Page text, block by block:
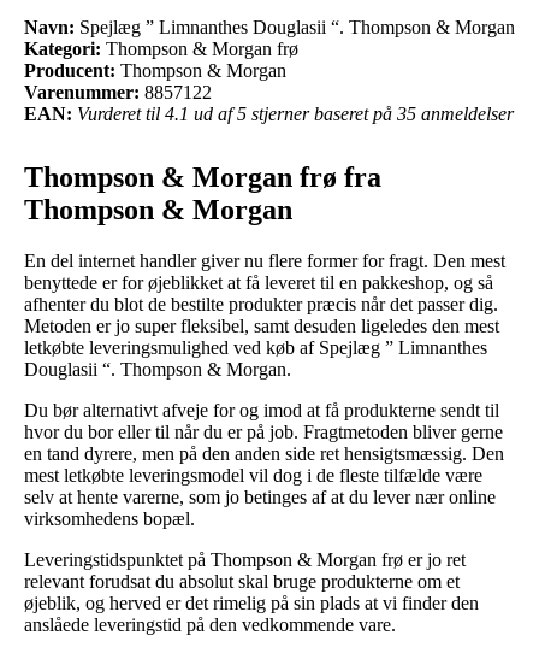
Navn: Spejlæg ” Limnanthes Douglasii “. Thompson & Morgan
Kategori: Thompson & Morgan frø
Producent: Thompson & Morgan
Varenummer: 8857122
EAN: Vurderet til 4.1 ud af 5 stjerner baseret på 35 anmeldelser
Thompson & Morgan frø fra
Thompson & Morgan
En del internet handler giver nu flere former for fragt. Den mest
benyttede er for øjeblikket at få leveret til en pakkeshop, og så
afhenter du blot de bestilte produkter præcis når det passer dig.
Metoden er jo super fleksibel, samt desuden ligeledes den mest
letkøbte leveringsmulighed ved køb af Spejlæg ” Limnanthes
Douglasii “. Thompson & Morgan.
Du bør alternativt afveje for og imod at få produkterne sendt til
hvor du bor eller til når du er på job. Fragtmetoden bliver gerne
en tand dyrere, men på den anden side ret hensigtsmæssig. Den
mest letkøbte leveringsmodel vil dog i de fleste tilfælde være
selv at hente varerne, som jo betinges af at du lever nær online
virksomhedens bopæl.
Leveringstidspunktet på Thompson & Morgan frø er jo ret
relevant forudsat du absolut skal bruge produkterne om et
øjeblik, og herved er det rimelig på sin plads at vi finder den
anslåede leveringstid på den vedkommende vare.